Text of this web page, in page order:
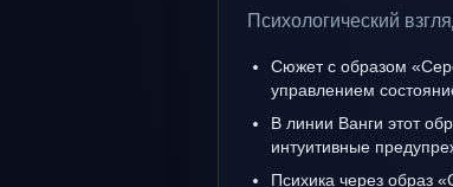
Психологический
Сюжет с образом
управлением
В линии Ванги этот
интуитивные
Психика через образ